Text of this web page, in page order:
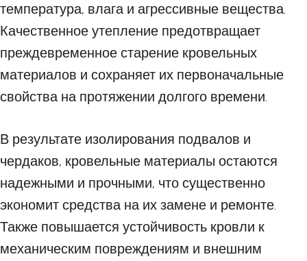
температура, влага и агрессивные вещества.
Качественное утепление предотвращает
преждевременное старение кровельных
материалов и сохраняет их первоначальные
свойства на протяжении долгого времени.
В результате изолирования подвалов и
чердаков, кровельные материалы остаются
надежными и прочными, что существенно
экономит средства на их замене и ремонте.
Также повышается устойчивость кровли к
механическим повреждениям и внешним